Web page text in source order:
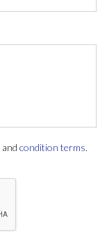
and condition terms.